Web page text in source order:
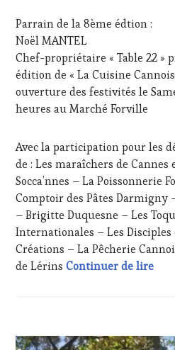
VIN
TOURISME,
PRODUCTEURS
TERROIR
,
RESTAURATEUR,
CHEF,
CUISINIER,
SALONS
INTERNATIONAUX,
VIGNOBLES,
WINE
TOURISM
FAME,
WINE
TOURISM
TOUR,
Parrain de la 8ème édtion :
Noël MANTEL
Chef-propriétaire « Table 22 »
édition de « La Cuisine
ouverture des festivités le
heures au Marché Forville
Avec la participation pour les
de : Les maraîchers de
Socca’nnes – La Poissonnerie
Comptoir des Pâtes Darmigny
– Brigitte Duquesne – Les
Internationales – Les Disciples
Créations – La Pêcherie
de LérinsContinuer de lire
CLUB